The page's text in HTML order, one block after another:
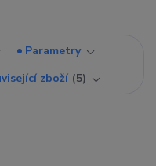
Parametry
zboží 5